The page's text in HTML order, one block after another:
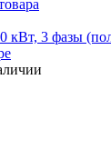
кВт, 3 фазы